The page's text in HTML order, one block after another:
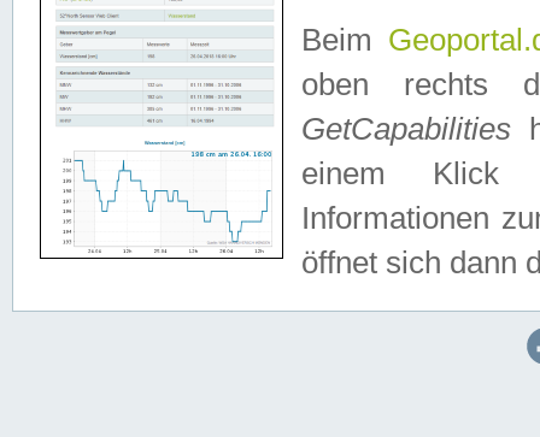
Beim
oben rechts
GetCapabilities
einem Klick
Informationen
öffnet sich dann